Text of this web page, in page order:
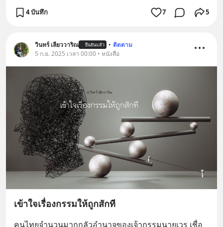
4 บันทึก 7 5
วินทร์ เลียววาริณ ยืนยันแล้ว • ติดตาม
5 ก.ย. 2025 เวลา 00:00 • หนังสือ
เข้าใจเรื่องกรรมให้ถูกสักที
คนไทยจำนวนมากกลัวอำนาจของเจ้ากรรมนายเวร เชื่อ